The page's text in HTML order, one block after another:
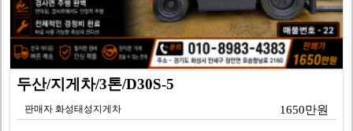
두산/지게차/3톤/D30S-5
판매자 화성태성지게차 1650만원